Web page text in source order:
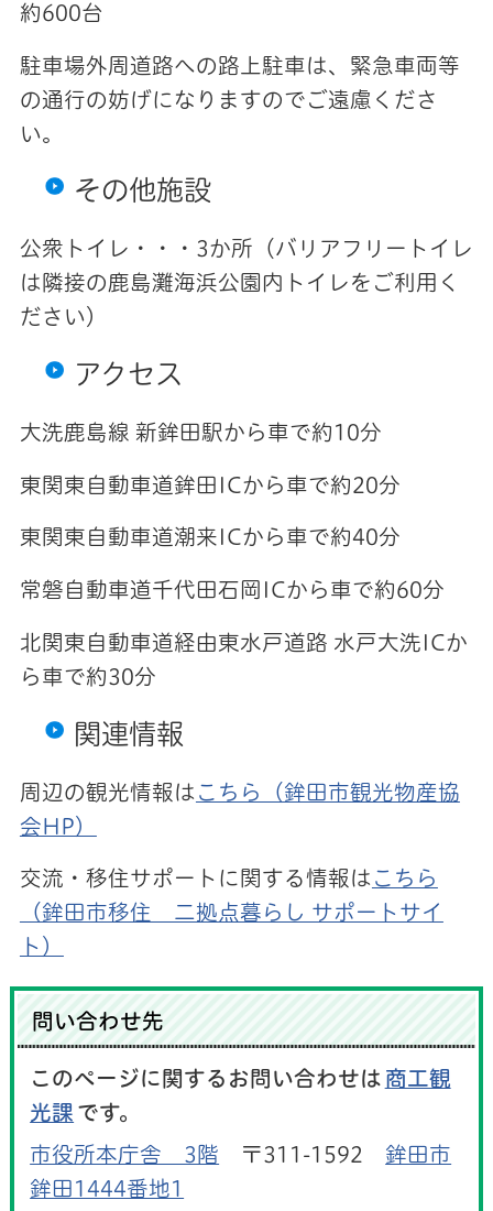
約600台
駐車場外周道路への路上駐車は、緊急車両等
の通行の妨げになりますのでご遠慮くださ
い。
その他施設
公衆トイレ・・・3か所（バリアフリートイレ
は隣接の鹿島灘海浜公園内トイレをご利用く
ださい）
アクセス
大洗鹿島線 新鉾田駅から車で約10分
東関東自動車道鉾田ICから車で約20分
東関東自動車道潮来ICから車で約40分
常磐自動車道千代田石岡ICから車で約60分
北関東自動車道経由東水戸道路 水戸大洗ICか
ら車で約30分
関連情報
周辺の観光情報は こちら（鉾田市観光物産協
会HP）
交流・移住サポートに関する情報は こちら
（鉾田市移住 二拠点暮らし サポートサイ
ト）
問い合わせ先
このページに関するお問い合わせは 商工観
光課 です。
市役所本庁舎 3階 〒311-1592 鉾田市
鉾田1444番地1